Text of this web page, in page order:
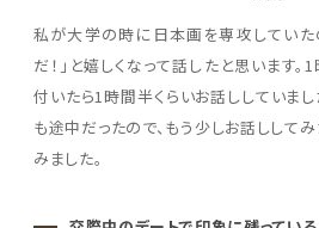
私が大学の時に日本画を専攻していた
だ！」と嬉しくなって話したと思います
付いたら1時間半くらいお話ししていまし
も途中だったので、もう少しお話しして
みました。